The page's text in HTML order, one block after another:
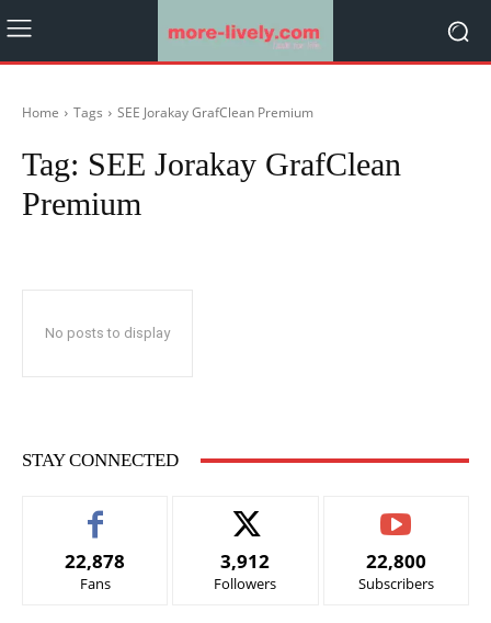
Home Tags SEE Jorakay GrafClean Premium
Tag: SEE Jorakay GrafClean
Premium
No posts to display
STAY CONNECTED
22,878
Fans
3,912
Followers
22,800
Subscribers